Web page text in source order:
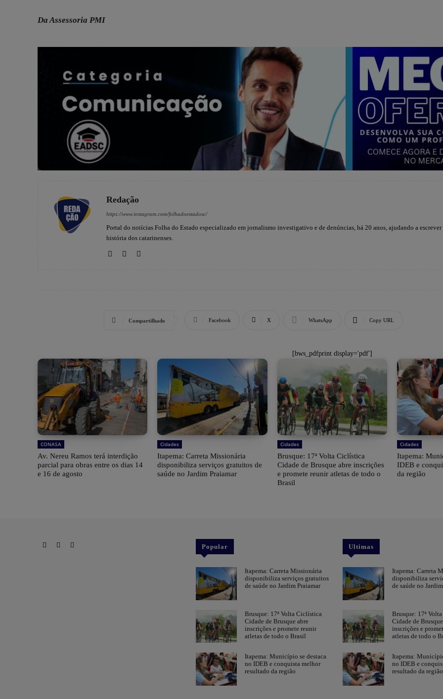
Da Assessoria PMI
Redação
https://www.instagram.com/folhadoestadosc/
Portal do notícias Folha do Estado especializado em jornalismo investigativo e de denúncias, há 20 anos, ajudando a escrever
história dos catarinenses.
Compartilhado Facebook X WhatsApp Copy URL
[bws_pdfprint display='pdf']
CONASA
Av. Nereu Ramos terá interdição
parcial para obras entre os dias 14
e 16 de agosto
Cidades
Itapema: Carreta Missionária
disponibiliza serviços gratuitos de
saúde no Jardim Praiamar
Cidades
Brusque: 17ª Volta Ciclística
Cidade de Brusque abre inscrições
e promete reunir atletas de todo o
Brasil
Cidades
Itapema:
IDEB e
da região
Popular
Itapema: Carreta Missionária
disponibiliza serviços gratuitos
de saúde no Jardim Praiamar
Brusque: 17ª Volta Ciclística
Cidade de Brusque abre
inscrições e promete reunir
atletas de todo o Brasil
Itapema: Município se destaca
no IDEB e conquista melhor
resultado da região
Ultimas
Itapema: Carreta
disponibiliza
de saúde no
Brusque: 17ª
Cidade de
inscrições e
atletas de todo o
Itapema:
no IDEB e
resultado da região